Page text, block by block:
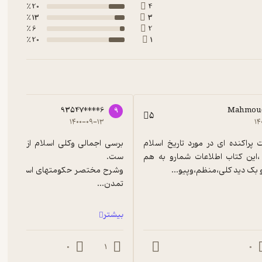
4
20 ٪
3
13 ٪
2
6 ٪
1
20 ٪
5
بک دید کلی،منظم،وپیو...
0
9
93547****6
۱۴۰۰-۰۹-۱۳
تمدن...
بیشتر
1
0